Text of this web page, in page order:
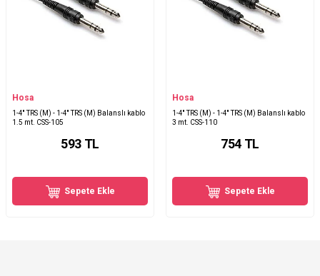
Hosa
1-4'' TRS (M) - 1-4'' TRS (M) Balanslı kablo
1.5 mt. CSS-105
593 TL
Sepete Ekle
Hosa
1-4'' TRS (M) - 1-4'' TRS (M) Balanslı kablo
3 mt. CSS-110
754 TL
Sepete Ekle